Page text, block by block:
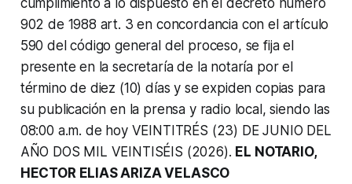
902 de 1988 art. 3 en concordancia con el artículo
590 del código general del proceso, se fija el
presente en la secretaría de la notaría por el
término de diez (10) días y se expiden copias para
su publicación en la prensa y radio local, siendo las
08:00 a.m. de hoy VEINTITRÉS (23) DE JUNIO DEL
AÑO DOS MIL VEINTISÉIS (2026). EL NOTARIO,
HECTOR ELIAS ARIZA VELASCO